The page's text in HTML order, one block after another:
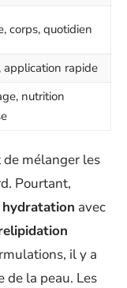
corps, quotidien
application rapide
nutrition
mélanger les
Pourtant,
hydratation avec
il y a
de la peau. Les